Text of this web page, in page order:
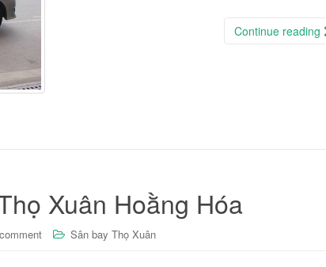
Continue reading
Xuân Hoằng Hóa
Sân bay Thọ Xuân